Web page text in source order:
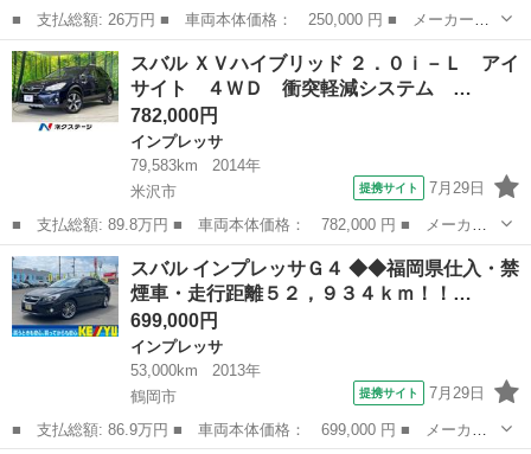
■ 支払総額: 26万円 ■ 車両本体価格： 250,000 円 ■ メーカー
名： スバル ■ 車種名： プレオプラス ■ グレード名： ＦＡ
４ＷＤ キーレスエントリー タイミングチェーン ■ 排気量：
660cc ■ ...
岩手 紫波郡
スバル ＸＶハイブリッド ２．０ｉ－Ｌ アイ
サイト ４ＷＤ 衝突軽減システム …
782,000円
インプレッサ
79,583km
2014年
米沢市
提携サイト 7月29日
■ 支払総額: 89.8万円 ■ 車両本体価格： 782,000 円 ■ メーカー
名： スバル ■ 車種名： ＸＶハイブリッド ■ グレード名：
２．０ｉ－Ｌ アイサイト ４ＷＤ 衝突軽減システム 禁煙車 ７
インチナビ パ...
山形 米沢市 インプレッサ
スバル インプレッサＧ４ ◆◆福岡県仕入・禁
煙車・走行距離５２，９３４ｋｍ！！…
699,000円
インプレッサ
53,000km
2013年
鶴岡市
提携サイト 7月29日
■ 支払総額: 86.9万円 ■ 車両本体価格： 699,000 円 ■ メーカー